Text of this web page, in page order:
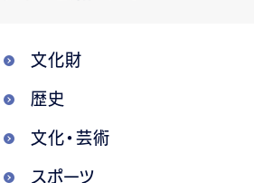
文化財
歴史
文化・芸術
スポーツ